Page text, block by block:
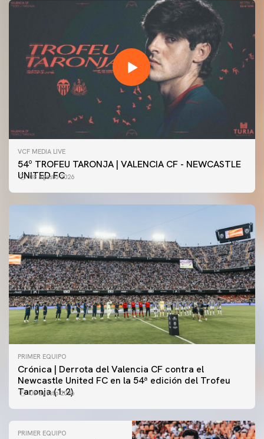
VCF MEDIA LIVE
54º TROFEU TARONJA | VALENCIA CF - NEWCASTLE
UNITED FC
08 agosto 2026
PRIMER EQUIPO
Crónica | Derrota del Valencia CF contra el
Newcastle United FC en la 54ª edición del Trofeu
Taronja (1-2)
08 agosto 2026
PRIMER EQUIPO